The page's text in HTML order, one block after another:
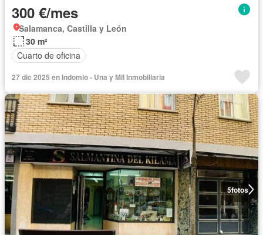
300 €/mes
Salamanca, Castilla y León
30 m²
Cuarto de oficina
27 dic 2025 en Indomio - Una y Mil Inmobiliaria
5fotos